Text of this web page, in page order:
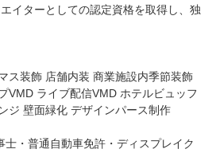
SNS
イターとしての認定資格を取得し、独
ス装飾 店舗内装 商業施設内季節装飾
VMD ライブ配信VMD ホテルビュッフ
ジ 壁面緑化 デザインパース制作
・普通自動車免許・ディスプレイク